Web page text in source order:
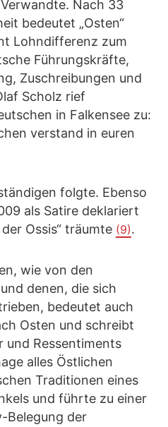
Nach 33
bedeutet „Osten“
Lohndifferenz zum
Führungskräfte,
Zuschreibungen und
Scholz rief
in Falkensee zu:
verstand in euren
folgte. Ebenso
als Satire deklariert
Ossis“ träumte (9).
wie von den
denen, die sich
bedeutet auch
Osten und schreibt
und Ressentiments
alles Östlichen
Traditionen eines
und führte zu einer
Belegung der